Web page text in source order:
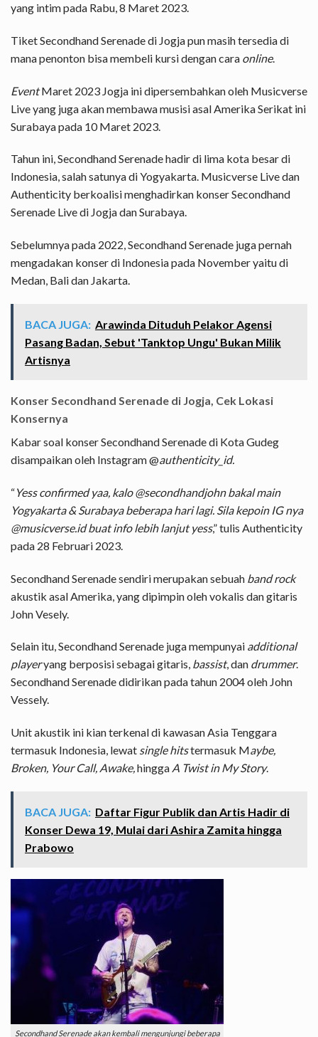
yang intim pada Rabu, 8 Maret 2023.
Tiket Secondhand Serenade di Jogja pun masih tersedia di
mana penonton bisa membeli kursi dengan cara online.
EventMaret 2023 Jogja ini dipersembahkan oleh Musicverse
Live yang juga akan membawa musisi asal Amerika Serikat ini
Surabaya pada 10 Maret 2023.
Tahun ini, Secondhand Serenade hadir di lima kota besar di
Indonesia, salah satunya di Yogyakarta. Musicverse Live dan
Authenticity berkoalisi menghadirkan konser Secondhand
Serenade Live di Jogja dan Surabaya.
Sebelumnya pada 2022, Secondhand Serenade juga pernah
mengadakan konser di Indonesia pada November yaitu di
Medan, Bali dan Jakarta.
BACA JUGA: Arawinda Dituduh Pelakor Agensi
Pasang Badan, Sebut 'Tanktop Ungu' Bukan Milik
Artisnya
Konser Secondhand Serenade di Jogja, Cek Lokasi
Konsernya
Kabar soal konser Secondhand Serenade di Kota Gudeg
disampaikan oleh Instagram @authenticity_id.
“Yess confirmed yaa, kalo @secondhandjohn bakal main
Yogyakarta & Surabaya beberapa hari lagi. Sila kepoin IG nya
@musicverse.id buat info lebih lanjut yess,” tulis Authenticity
pada 28 Februari 2023.
Secondhand Serenade sendiri merupakan sebuah band rock
akustik asal Amerika, yang dipimpin oleh vokalis dan gitaris
John Vesely.
Selain itu, Secondhand Serenade juga mempunyai additional
playeryang berposisi sebagai gitaris, bassist, dan drummer.
Secondhand Serenade didirikan pada tahun 2004 oleh John
Vessely.
Unit akustik ini kian terkenal di kawasan Asia Tenggara
termasuk Indonesia, lewat single hitstermasuk Maybe,
Broken, Your Call, Awake,hingga A Twist in My Story.
BACA JUGA: Daftar Figur Publik dan Artis Hadir di
Konser Dewa 19, Mulai dari Ashira Zamita hingga
Prabowo
Secondhand Serenade akan kembali mengunjungi beberapa